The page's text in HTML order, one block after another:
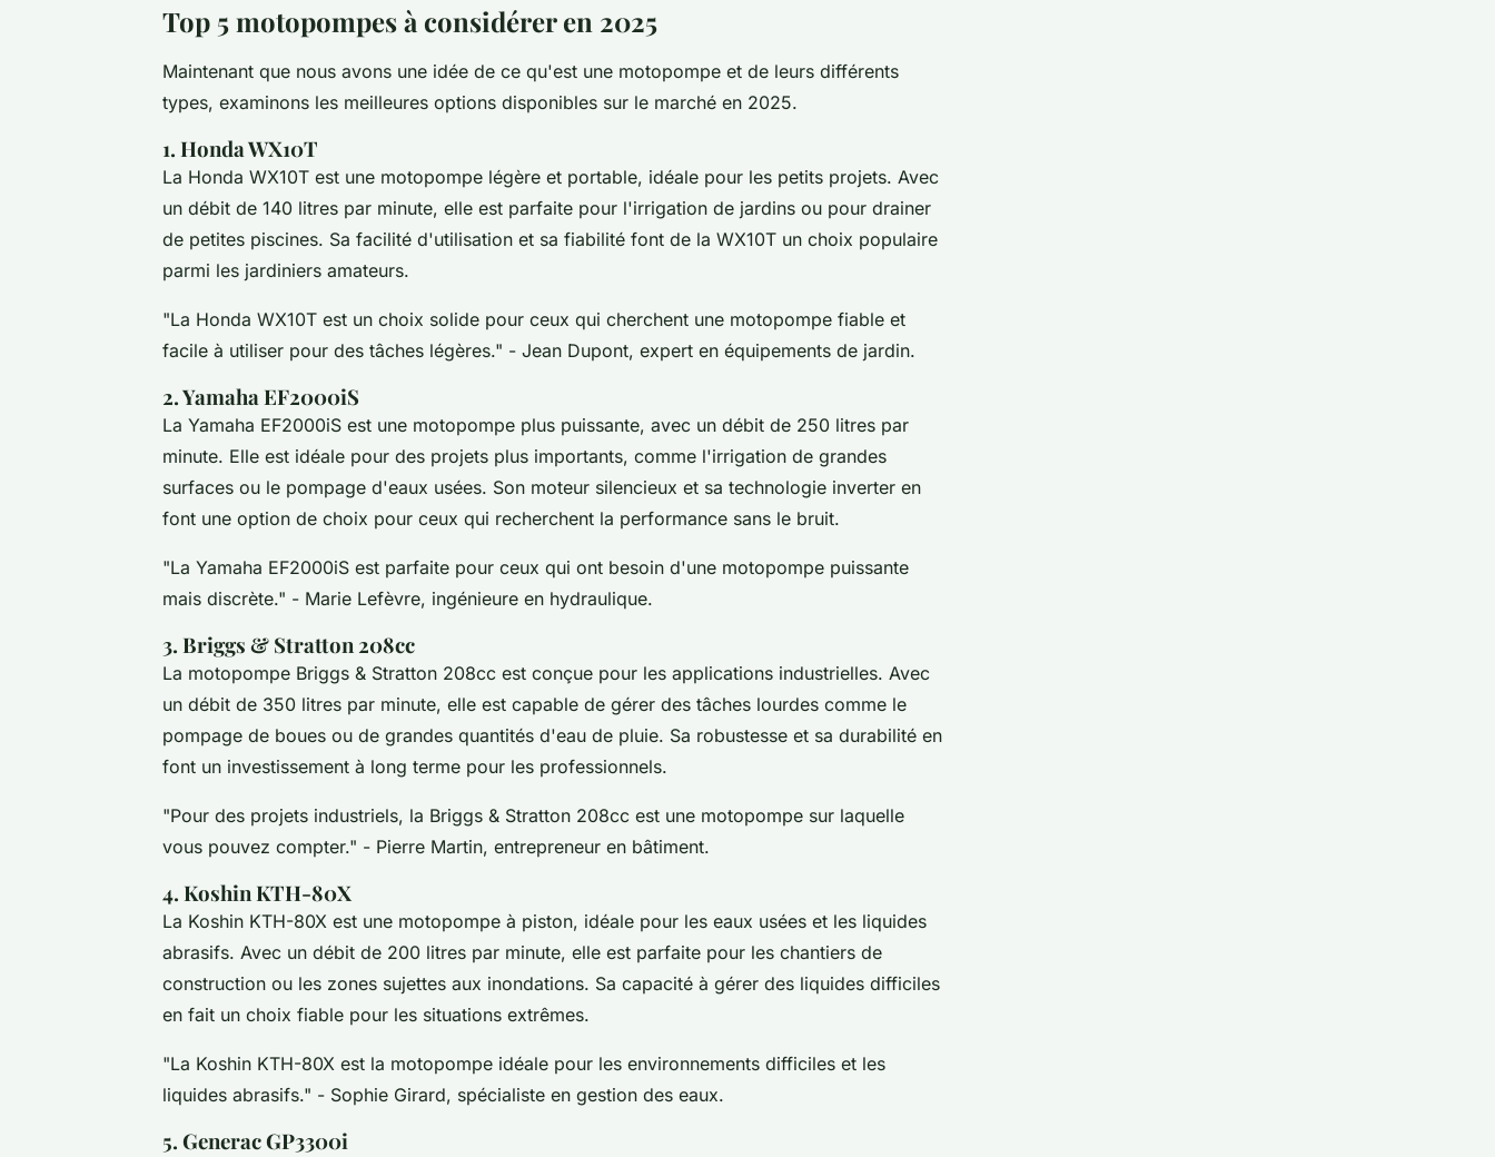
Top 5 motopompes à considérer en 2025
Maintenant que nous avons une idée de ce qu'est une motopompe et de leurs différents
types, examinons les meilleures options disponibles sur le marché en 2025.
1. Honda WX10T
La Honda WX10T est une motopompe légère et portable, idéale pour les petits projets. Avec
un débit de 140 litres par minute, elle est parfaite pour l'irrigation de jardins ou pour drainer
de petites piscines. Sa facilité d'utilisation et sa fiabilité font de la WX10T un choix populaire
parmi les jardiniers amateurs.
"La Honda WX10T est un choix solide pour ceux qui cherchent une motopompe fiable et
facile à utiliser pour des tâches légères." - Jean Dupont, expert en équipements de jardin.
2. Yamaha EF2000iS
La Yamaha EF2000iS est une motopompe plus puissante, avec un débit de 250 litres par
minute. Elle est idéale pour des projets plus importants, comme l'irrigation de grandes
surfaces ou le pompage d'eaux usées. Son moteur silencieux et sa technologie inverter en
font une option de choix pour ceux qui recherchent la performance sans le bruit.
"La Yamaha EF2000iS est parfaite pour ceux qui ont besoin d'une motopompe puissante
mais discrète." - Marie Lefèvre, ingénieure en hydraulique.
3. Briggs & Stratton 208cc
La motopompe Briggs & Stratton 208cc est conçue pour les applications industrielles. Avec
un débit de 350 litres par minute, elle est capable de gérer des tâches lourdes comme le
pompage de boues ou de grandes quantités d'eau de pluie. Sa robustesse et sa durabilité en
font un investissement à long terme pour les professionnels.
"Pour des projets industriels, la Briggs & Stratton 208cc est une motopompe sur laquelle
vous pouvez compter." - Pierre Martin, entrepreneur en bâtiment.
4. Koshin KTH-80X
La Koshin KTH-80X est une motopompe à piston, idéale pour les eaux usées et les liquides
abrasifs. Avec un débit de 200 litres par minute, elle est parfaite pour les chantiers de
construction ou les zones sujettes aux inondations. Sa capacité à gérer des liquides difficiles
en fait un choix fiable pour les situations extrêmes.
"La Koshin KTH-80X est la motopompe idéale pour les environnements difficiles et les
liquides abrasifs." - Sophie Girard, spécialiste en gestion des eaux.
5. Generac GP3300i